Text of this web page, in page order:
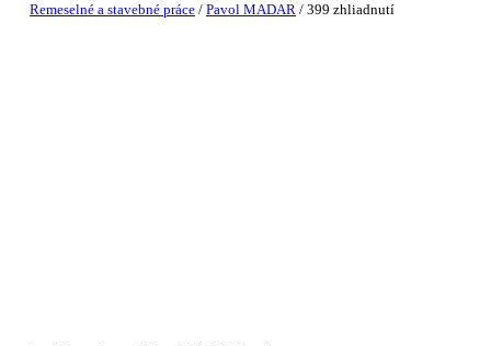
Remeselné a stavebné práce / Pavol MADAR / 399 zhliadnutí